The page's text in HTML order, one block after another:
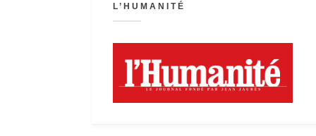
L’HUMANITÉ